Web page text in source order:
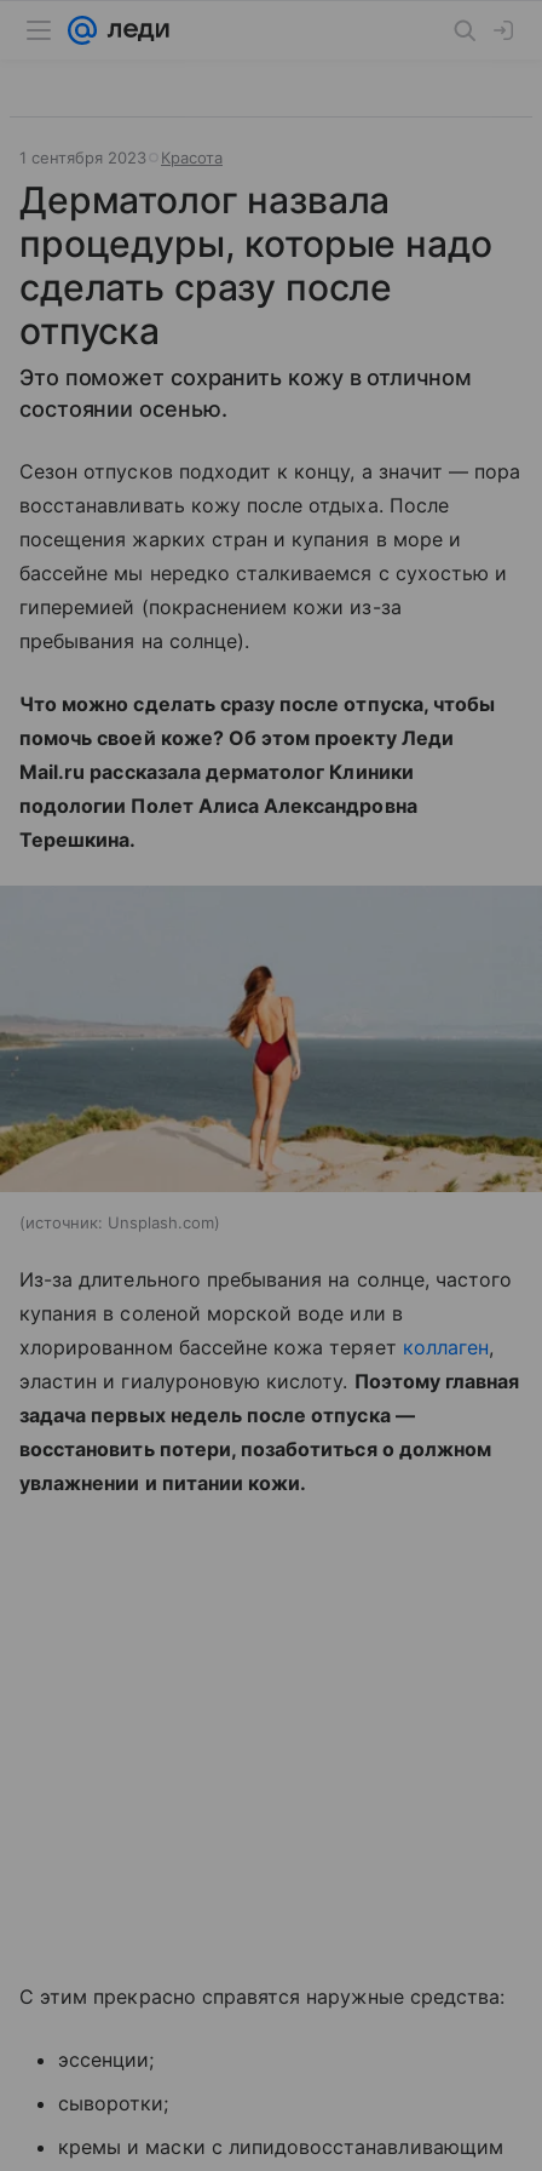
1 сентября 2023 Красота
Дерматолог назвала
процедуры, которые надо
сделать сразу после
отпуска
Это поможет сохранить кожу в отличном
состоянии осенью.
Сезон отпусков подходит к концу, а значит — пора
восстанавливать кожу после отдыха. После
посещения жарких стран и купания в море и
бассейне мы нередко сталкиваемся с сухостью и
гиперемией (покраснением кожи из-за
пребывания на солнце).
Что можно сделать сразу после отпуска, чтобы
помочь своей коже? Об этом проекту Леди
Mail.ru рассказала дерматолог Клиники
подологии Полет Алиса Александровна
Терешкина.
источник: Unsplash.com
Из-за длительного пребывания на солнце, частого
купания в соленой морской воде или в
хлорированном бассейне кожа теряет коллаген,
эластин и гиалуроновую кислоту. Поэтому главная
задача первых недель после отпуска —
восстановить потери, позаботиться о должном
увлажнении и питании кожи.
С этим прекрасно справятся наружные средства:
эссенции;
сыворотки;
кремы и маски с липидовосстанавливающим